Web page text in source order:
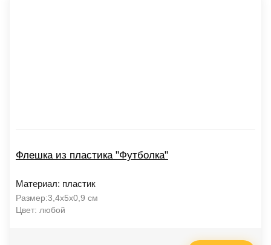
Флешка из пластика "Футболка"
Материал: пластик
Размер:3,4х5х0,9 см
Цвет: любой